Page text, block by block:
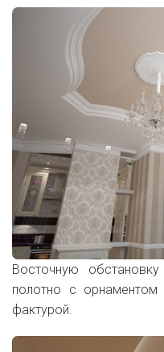
Восточную
полотно с орнаментом
фактурой.